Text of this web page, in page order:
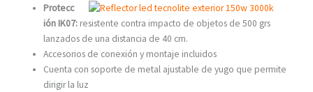
Protecc
ión IK07: resistente contra impacto de objetos de 500 grs
lanzados de una distancia de 40 cm.
Accesorios de conexión y montaje incluidos
Cuenta con soporte de metal ajustable de yugo que permite
dirigir la luz